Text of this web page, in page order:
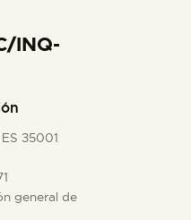
INQ-
35001
general de